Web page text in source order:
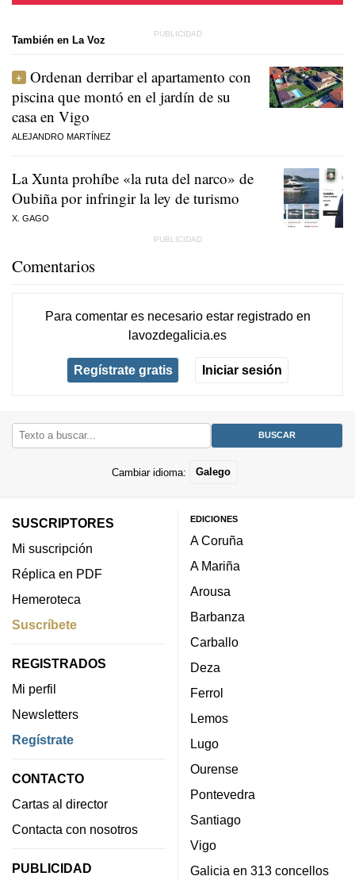
También en La Voz
Ordenan derribar el apartamento con
piscina que montó en el jardín de su
casa en Vigo
ALEJANDRO MARTÍNEZ
La Xunta prohíbe «la ruta del narco» de
Oubiña por infringir la ley de turismo
X. GAGO
Comentarios
Para comentar es necesario estar registradoen
lavozdegalicia.es
Regístrate gratis Iniciar sesión
Cambiar idioma: Galego
SUSCRIPTORES
Mi suscripción
Réplica en PDF
Hemeroteca
Suscríbete
REGISTRADOS
Mi perfil
Newsletters
Regístrate
CONTACTO
Cartas al director
Contacta con nosotros
PUBLICIDAD
EDICIONES
A Coruña
A Mariña
Arousa
Barbanza
Carballo
Deza
Ferrol
Lemos
Lugo
Ourense
Pontevedra
Santiago
Vigo
Galicia en 313 concellos